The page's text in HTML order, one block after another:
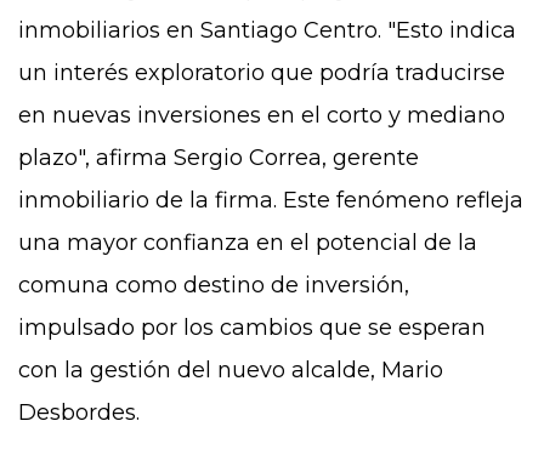
inmobiliarios en Santiago Centro. "Esto indica
un interés exploratorio que podría traducirse
en nuevas inversiones en el corto y mediano
plazo", afirma Sergio Correa, gerente
inmobiliario de la firma. Este fenómeno refleja
una mayor confianza en el potencial de la
comuna como destino de inversión,
impulsado por los cambios que se esperan
con la gestión del nuevo alcalde, Mario
Desbordes.